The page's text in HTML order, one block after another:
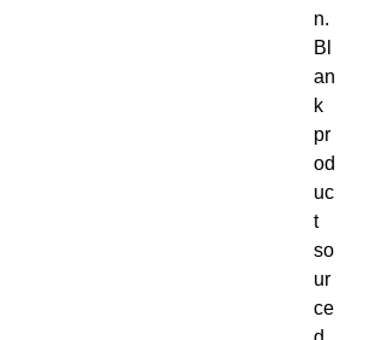
n.
Bl
an
k
pr
od
uc
t
so
ur
ce